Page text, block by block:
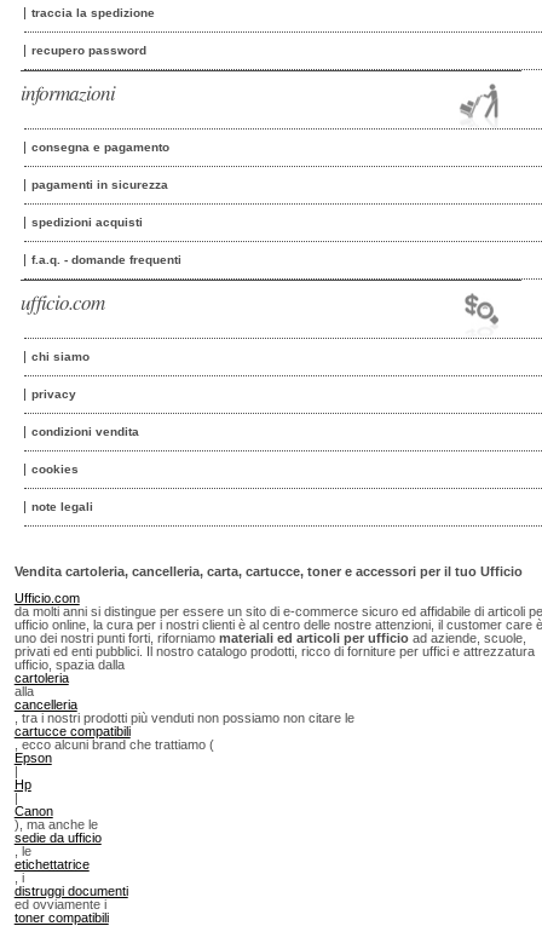
traccia la spedizione
recupero password
informazioni
consegna e pagamento
pagamenti in sicurezza
spedizioni acquisti
f.a.q. - domande frequenti
ufficio.com
chi siamo
privacy
condizioni vendita
cookies
note legali
Vendita cartoleria, cancelleria, carta, cartucce, toner e accessori per il tuo Ufficio
Ufficio.com
da molti anni si distingue per essere un sito di e-commerce sicuro ed affidabile di articoli
ufficio online, la cura per i nostri clienti è al centro delle nostre attenzioni, il customer care è
uno dei nostri punti forti, riforniamo materiali ed articoli per ufficioad aziende, scuole,
privati ed enti pubblici. Il nostro catalogo prodotti, ricco di forniture per uffici e attrezzatura
ufficio, spazia dalla
cartoleria
alla
cancelleria
, tra i nostri prodotti più venduti non possiamo non citare le
cartucce compatibili
, ecco alcuni brand che trattiamo (
Epson
|
Hp
|
Canon
), ma anche le
sedie da ufficio
, le
etichettatrice
, i
distruggi documenti
ed ovviamente i
toner compatibili